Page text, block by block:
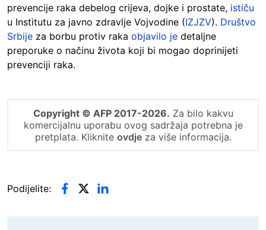
prevencije raka debelog crijeva, dojke i prostate, ističu
u Institutu za javno zdravlje Vojvodine (IZJZV). Društvo
Srbije za borbu protiv raka objavilo je detaljne
preporuke o načinu života koji bi mogao doprinijeti
prevenciji raka.
Copyright © AFP 2017-2026. Za bilo kakvu
komercijalnu uporabu ovog sadržaja potrebna je
pretplata. Kliknite ovdjeza više informacija.
Podijelite: